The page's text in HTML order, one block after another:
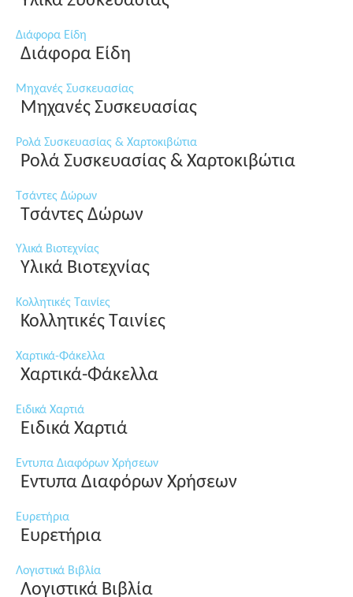
Διάφορα Είδη
Διάφορα Είδη
Μηχανές Συσκευασίας
Μηχανές Συσκευασίας
Ρολά Συσκευασίας & Χαρτοκιβώτια
Ρολά Συσκευασίας & Χαρτοκιβώτια
Τσάντες Δώρων
Τσάντες Δώρων
Υλικά Βιοτεχνίας
Υλικά Βιοτεχνίας
Κολλητικές Ταινίες
Κολλητικές Ταινίες
Χαρτικά-Φάκελλα
Χαρτικά-Φάκελλα
Ειδικά Χαρτιά
Ειδικά Χαρτιά
Εντυπα Διαφόρων Χρήσεων
Εντυπα Διαφόρων Χρήσεων
Ευρετήρια
Ευρετήρια
Λογιστικά Βιβλία
Λογιστικά Βιβλία